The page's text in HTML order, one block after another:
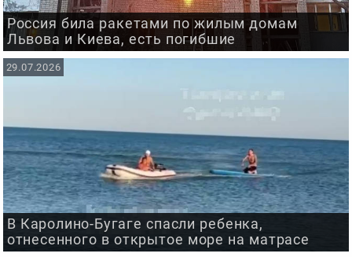
Россия била ракетами по жилым домам
Львова и Киева, есть погибшие
В Каролино-Бугаге спасли ребенка,
отнесенного в открытое море на матрасе
29.07.2026